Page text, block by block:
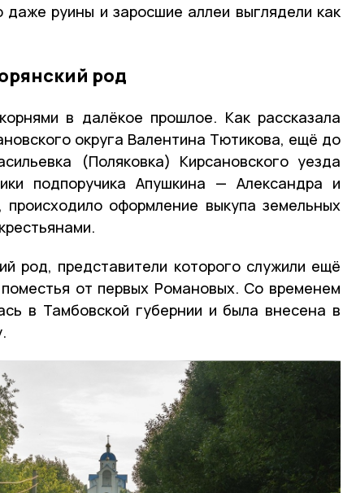
даже руины и заросшие аллеи выглядели как
род
в далёкое прошлое. Как рассказала
округа Валентина Тютикова, ещё до
(Поляковка) Кирсановского уезда
подпоручика Апушкина — Александра и
оформление выкупа земельных
род, представители которого служили ещё
от первых Романовых. Со временем
в Тамбовской губернии и была внесена в